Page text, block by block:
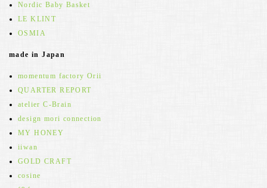
Nordic Baby Basket
LE KLINT
OSMIA
made in Japan
momentum factory Orii
QUARTER REPORT
atelier C-Brain
design mori connection
MY HONEY
iiwan
GOLD CRAFT
cosine